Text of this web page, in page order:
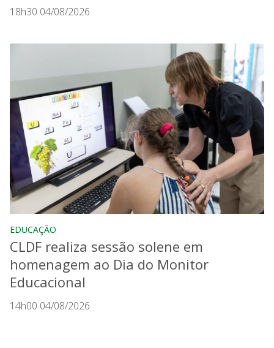
18h30 04/08/2026
EDUCAÇÃO
CLDF realiza sessão solene em
homenagem ao Dia do Monitor
Educacional
14h00 04/08/2026